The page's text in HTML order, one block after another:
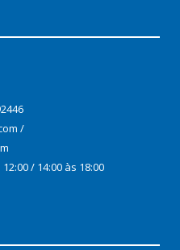
/
/ 14:00 às 18:00